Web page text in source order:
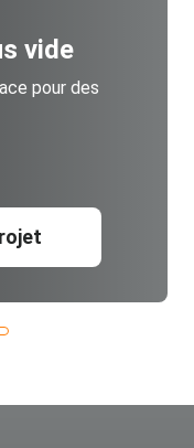
vide
pour des